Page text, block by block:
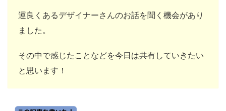
運良くあるデザイナーさんのお話を聞く機会があり
ました。
その中で感じたことなどを今日は共有していきたい
と思います！